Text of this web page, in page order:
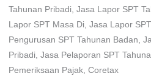
Tahunan Pribadi, Jasa Lapor SPT
Lapor SPT Masa Di, Jasa Lapor
Pengurusan SPT Tahunan Badan,
Pribadi, Jasa Pelaporan SPT
Pemeriksaan Pajak, Coretax